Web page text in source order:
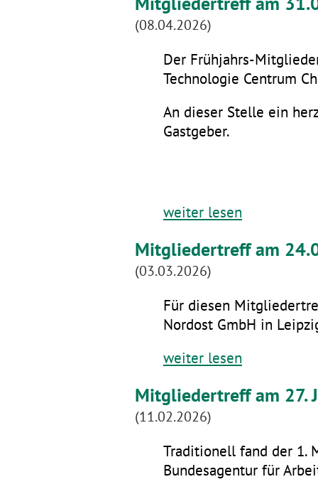
(08.04.2026)
Der Frühjahrs-
Technologie Centrum
An dieser Stelle ein
Gastgeber.
weiter lesen
Mitgliedertreff am
(03.03.2026)
Für diesen
Nordost GmbH in
weiter lesen
Mitgliedertreff am 27.
(11.02.2026)
Traditionell fand der 1.
Bundesagentur für